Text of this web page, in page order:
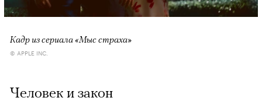
Кадр из сериала «Мыс страха»
© APPLE INC.
Человек и закон